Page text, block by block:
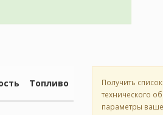
Получить
технического
параметры
Топливо